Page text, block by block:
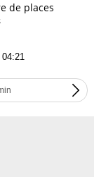
de places
04:21